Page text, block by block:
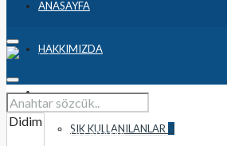
SIK KULLANILANLAR 0
ANASAYFA
HAKKIMIZDA
TÜM İLANLAR
AYRINTILI ARAMA